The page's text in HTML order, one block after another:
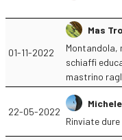
01-11-2022
Mas Tro
Montandola,
schiaffi
mastrino
22-05-2022
Michele
Rinviate dure